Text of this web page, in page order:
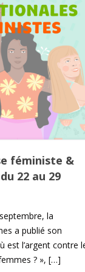
féministe &
22 au 29
la
a publié son
est l’argent contre
? », […]